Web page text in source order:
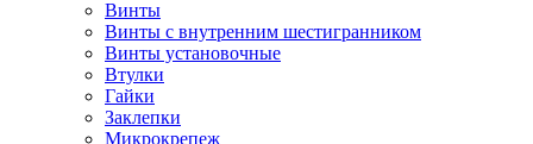
Винты
Винты с внутренним шестигранником
Винты установочные
Втулки
Гайки
Заклепки
Микрокрепеж